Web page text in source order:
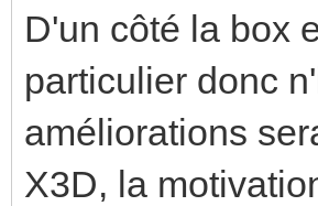
D'un côté la box
particulier donc
améliorations
X3D, la